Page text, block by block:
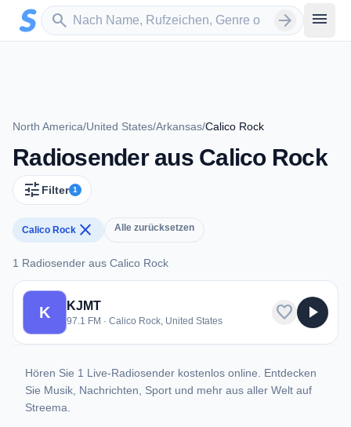
Zum Hauptinhalt springen
search
Sender suchen arrow_forward menu
North America/United States/Arkansas/Calico Rock
Radiosender aus Calico Rock
tune Filter 1
Calico Rock close Alle zurücksetzen
1 Radiosender aus Calico Rock
1 Radiosender aus Calico Rock
K KJMT
97.1 FM · Calico Rock, United States favorite play_arrow
Hören Sie 1 Live-Radiosender kostenlos online. Entdecken
Sie Musik, Nachrichten, Sport und mehr aus aller Welt auf
Streema.